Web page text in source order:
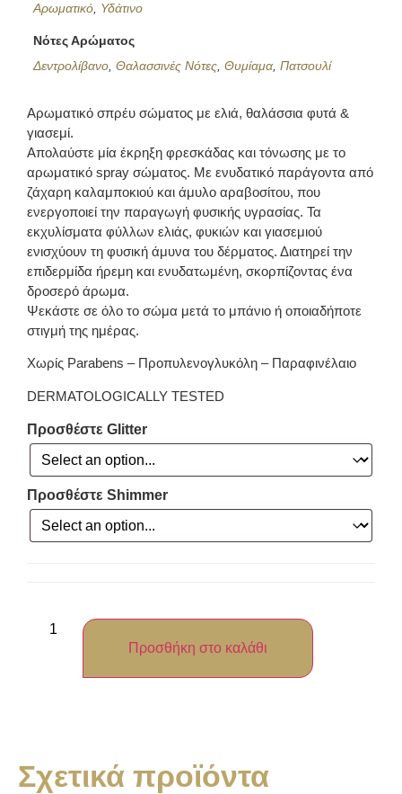
Αρωματικό, Υδάτινο
Νότες Αρώματος
Δεντρολίβανο ,Θαλασσινές Νότες ,Θυμίαμα ,Πατσουλί
Αρωματικό σπρέυ σώματος με ελιά, θαλάσσια φυτά &
γιασεμί.
Απολαύστε μία έκρηξη φρεσκάδας και τόνωσης με το
αρωματικό spray σώματος. Με ενυδατικό παράγοντα από
ζάχαρη καλαμποκιού και άμυλο αραβοσίτου, που
ενεργοποιεί την παραγωγή φυσικής υγρασίας. Τα
εκχυλίσματα φύλλων ελιάς, φυκιών και γιασεμιού
ενισχύουν τη φυσική άμυνα του δέρματος. Διατηρεί την
επιδερμίδα ήρεμη και ενυδατωμένη, σκορπίζοντας ένα
δροσερό άρωμα.
Ψεκάστε σε όλο το σώμα μετά το μπάνιο ή οποιαδήποτε
στιγμή της ημέρας.
Χωρίς Parabens – Προπυλενογλυκόλη – Παραφινέλαιο
DERMATOLOGICALLY TESTED
Προσθέστε Glitter
Προσθέστε Shimmer
Προσθήκη στο καλάθι
Σχετικά προϊόντα